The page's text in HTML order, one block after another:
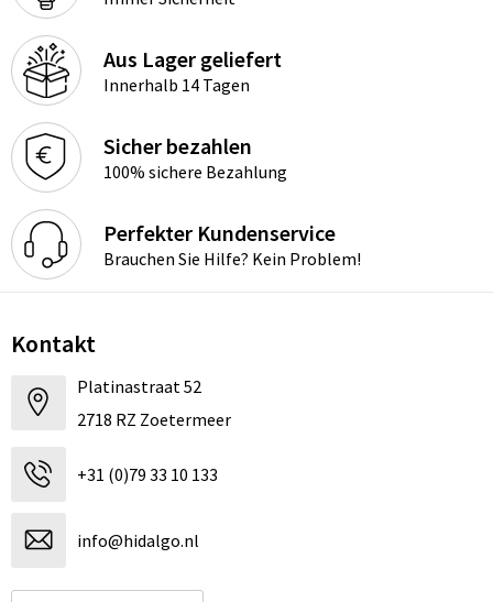
Aus Lager geliefert
Innerhalb 14 Tagen
Sicher bezahlen
100% sichere Bezahlung
Perfekter Kundenservice
Brauchen Sie Hilfe? Kein Problem!
Kontakt
Platinastraat 52
2718 RZ Zoetermeer
+31 (0)79 33 10 133
info@hidalgo.nl